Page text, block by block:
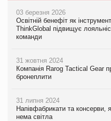
03 березня 2026
Освітній бенефіт як
ThinkGlobal підвищує
команди
31 жовтня 2024
Компанія Rarog Tactical Gear
бронеплити
31 липня 2024
Напівфабрикати та консерви,
нема світла